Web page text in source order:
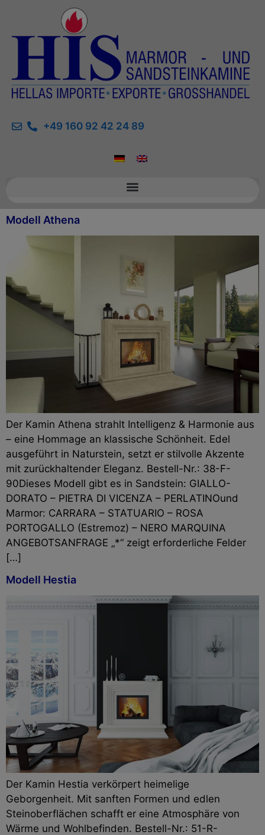
+49 160 92 42 24 89
Modell Athena
Der Kamin Athena strahlt Intelligenz & Harmonie aus
– eine Hommage an klassische Schönheit. Edel
ausgeführt in Naturstein, setzt er stilvolle Akzente
mit zurückhaltender Eleganz. Bestell-Nr.: 38-F-
90Dieses Modell gibt es in Sandstein: GIALLO-
DORATO – PIETRA DI VICENZA – PERLATINOund
Marmor: CARRARA – STATUARIO – ROSA
PORTOGALLO (Estremoz) – NERO MARQUINA
ANGEBOTSANFRAGE „*“ zeigt erforderliche Felder
[…]
Modell Hestia
Der Kamin Hestia verkörpert heimelige
Geborgenheit. Mit sanften Formen und edlen
Steinoberflächen schafft er eine Atmosphäre von
Wärme und Wohlbefinden. Bestell-Nr.: 51-R-